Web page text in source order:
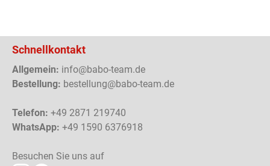
Schnellkontakt
Allgemein: info@babo-team.de
Bestellung: bestellung@babo-team.de
Telefon: +49 2871 219740
WhatsApp: +49 1590 6376918
Besuchen Sie uns auf